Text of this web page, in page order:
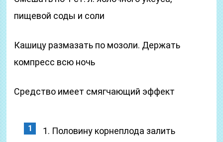
пищевой соды и соли
Кашицу размазать по мозоли. Держать
компресс всю ночь
Средство имеет смягчающий эффект
1. Половину корнеплода залить